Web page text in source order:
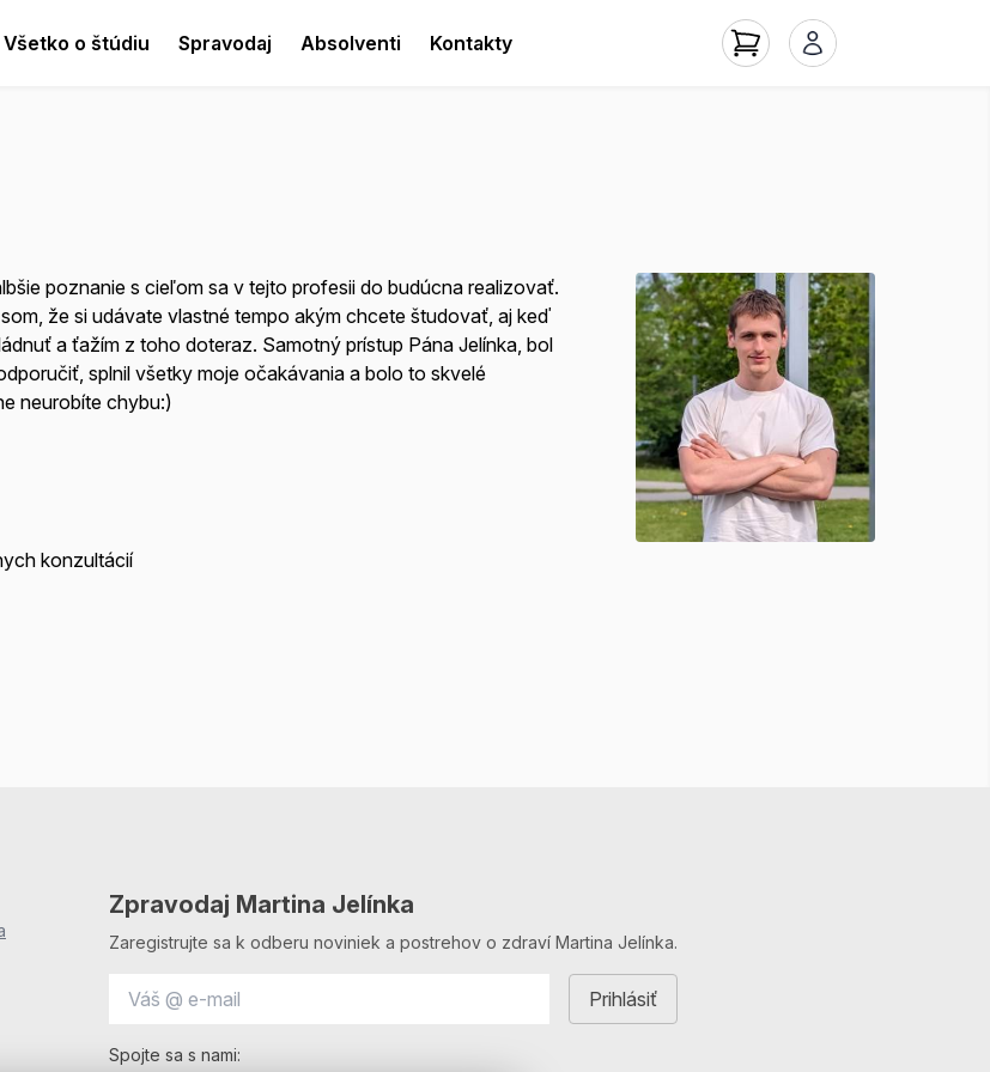
Všetko o štúdiu Spravodaj Absolventi Kontakty
poznanie s cieľom sa v tejto profesii do budúcna realizovať.
že si udávate vlastné tempo akým chcete študovať, aj keď
a ťažím z toho doteraz. Samotný prístup Pána Jelínka, bol
splnil všetky moje očakávania a bolo to skvelé
neurobíte chybu:)
konzultácií
Zpravodaj Martina Jelínka
Zaregistrujte sa k odberu noviniek a postrehov o zdraví Martina Jelínka.
Spojte sa s nami: